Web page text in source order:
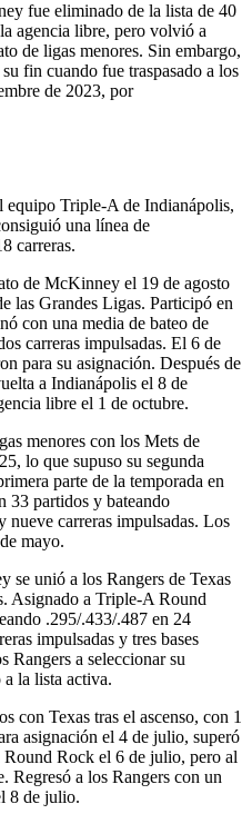
fue eliminado de la lista de 40
agencia libre, pero volvió a
de ligas menores. Sin embargo,
fin cuando fue traspasado a los
de 2023, por
equipo Triple-A de Indianápolis,
una línea de
carreras.
de McKinney el 19 de agosto
las Grandes Ligas. Participó en
con una media de bateo de
carreras impulsadas. El 6 de
para su asignación. Después de
a Indianápolis el 8 de
libre el 1 de octubre.
menores con los Mets de
lo que supuso su segunda
parte de la temporada en
33 partidos y bateando
nueve carreras impulsadas. Los
mayo.
se unió a los Rangers de Texas
Asignado a Triple-A Round
.295/.433/.487 en 24
impulsadas y tres bases
Rangers a seleccionar su
la lista activa.
con Texas tras el ascenso, con 1
asignación el 4 de julio, superó
Rock el 6 de julio, pero al
Regresó a los Rangers con un
8 de julio.